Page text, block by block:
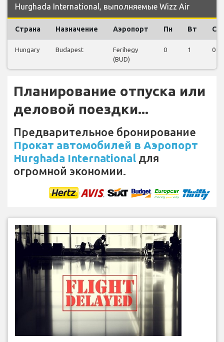
Hurghada International, выполняемые Wizz Air
Страна Назначение Аэропорт Пн Вт Ср
Hungary Budapest
Ferihegy
(BUD)
0 1 0
Планирование отпуска или
деловой поездки...
Предварительное бронирование
Прокат автомобилей в Аэропорт
Hurghada International для
огромной экономии.